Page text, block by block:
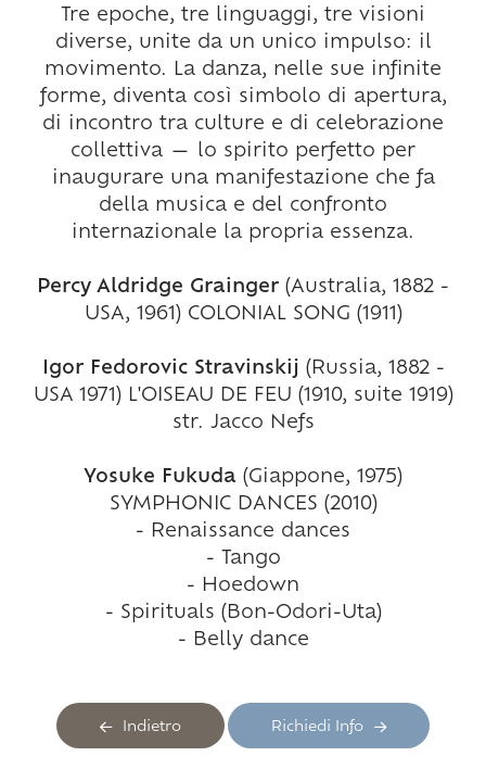
Tre epoche, tre linguaggi, tre visioni
diverse, unite da un unico impulso: il
movimento. La danza, nelle sue infinite
forme, diventa così simbolo di apertura,
di incontro tra culture e di celebrazione
collettiva — lo spirito perfetto per
inaugurare una manifestazione che fa
della musica e del confronto
internazionale la propria essenza.
Percy Aldridge Grainger (Australia, 1882 -
USA, 1961) COLONIAL SONG (1911)
Igor Fedorovic Stravinskij (Russia, 1882 -
USA 1971) L'OISEAU DE FEU (1910, suite 1919)
str. Jacco Nefs
Yosuke Fukuda (Giappone, 1975)
SYMPHONIC DANCES (2010)
- Renaissance dances
- Tango
- Hoedown
- Spirituals (Bon-Odori-Uta)
- Belly dance
Indietro Richiedi Info